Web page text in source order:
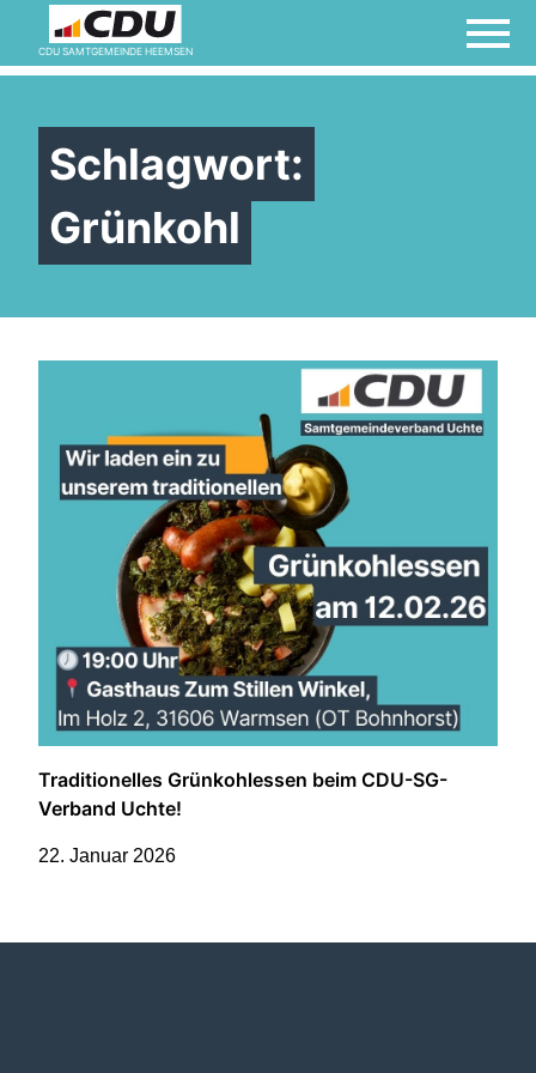
CDU SAMTGEMEINDE HEEMSEN
Willkommen bei der
Frauen Union!
Schlagwort:
Grünkohl
Traditionelles Grünkohlessen beim CDU-SG-
Verband Uchte!
22. Januar 2026